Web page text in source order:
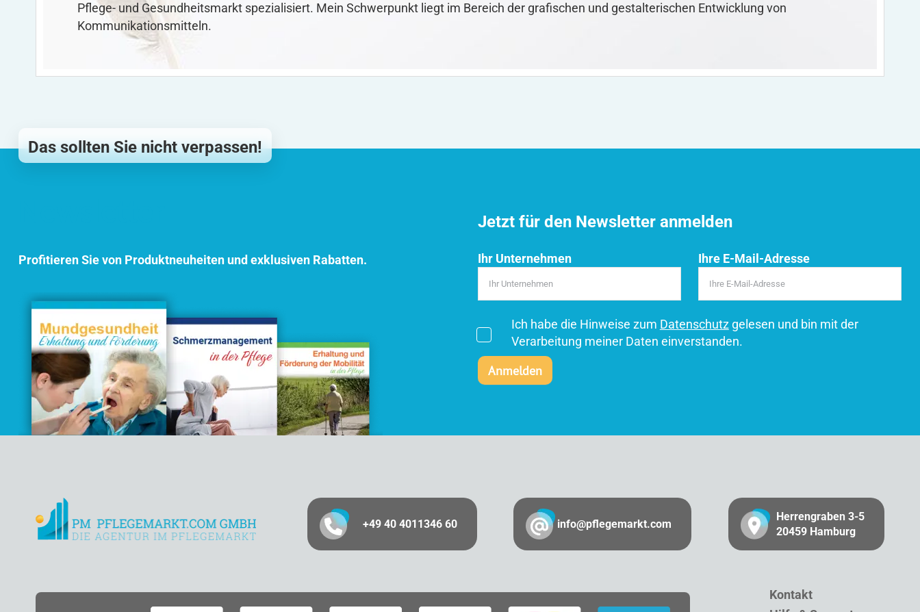
Pflege- und Gesundheitsmarkt spezialisiert. Mein Schwerpunkt liegt im Bereich der grafischen und gestalterischen Entwicklung von
Kommunikationsmitteln.
Das sollten Sie nicht verpassen!
Profitieren Sie von Produktneuheiten und exklusiven Rabatten.
Jetzt für den Newsletter anmelden
Ihr Unternehmen Ihre E-Mail-Adresse
Ich habe die Hinweise zum Datenschutzgelesen und bin mit der
Verarbeitung meiner Daten einverstanden.
+49 40 4011346 60 info@pflegemarkt.com
Herrengraben 3-5
20459 Hamburg
Kontakt